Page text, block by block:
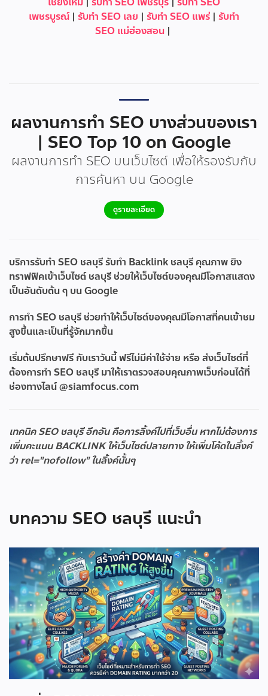
เพชรบูรณ์| รับทำ SEO เลย | รับทำ SEO แพร่ | รับทำ
SEO แม่ฮ่องสอน |
ผลงานการทำ SEO บางส่วนของเรา
| SEO Top 10 on Google
ผลงานการทำ SEO บนเว็บไซต์ เพื่อให้รองรับกับ
การค้นหา บน Google
ดูรายละเอียด
บริการรับทำ SEO ชลบุรี รับทำ Backlink ชลบุรี คุณภาพ ยิง
ทราฟฟิคเข้าเว็บไซต์ ชลบุรี ช่วยให้เว็บไซต์ของคุณมีโอกาสแสดง
เป็นอันดับต้น ๆ บน Google
การทำ SEO ชลบุรี ช่วยทำให้เว็บไซต์ของคุณมีโอกาสที่คนเข้าชม
สูงขึ้นและเป็นที่รู้จักมากขึ้น
เริ่มต้นปรึกษาฟรี กับเราวันนี้ ฟรีไม่มีค่าใช้จ่าย หรือ ส่งเว็บไซต์ที่
ต้องการทำ SEO ชลบุรี มาให้เราตรวจสอบคุณภาพเว็บก่อนได้ที่
ช่องทางไลน์ @siamfocus.com
เทคนิค SEO ชลบุรี อีกอัน คือการลิ้งค์ไปที่เว็บอื่น หากไม่ต้องการ
เพิ่มคะแนน BACKLINK ให้เว็บไซต์ปลายทาง ให้เพิ่มโค้ดในลิ้งค์
ว่า rel="nofollow" ในลิ้งค์นั้นๆ
บทความ SEO ชลบุรี แนะนำ